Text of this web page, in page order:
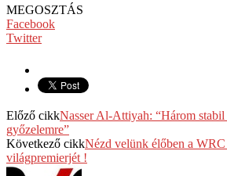
MEGOSZTÁS
Facebook
Twitter
Előző cikkNasser Al-Attiyah: “Három stabil
győzelemre”
Következő cikkNézd velünk élőben a
világpremierjét !